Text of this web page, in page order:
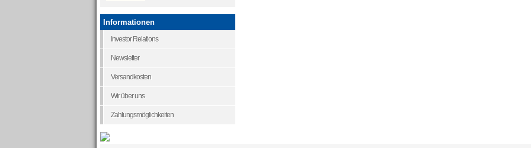
Informationen
Investor Relations
Newsletter
Versandkosten
Wir über uns
Zahlungsmöglichkeiten